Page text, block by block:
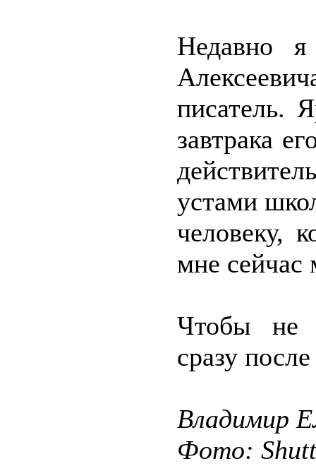
Недавно
писатель.
завтрака
устами
человеку,
мне сейчас
Чтобы не
сразу
Владимир
Фото: